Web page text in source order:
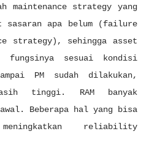
maintenance strategy yang
sasaran apa belum (failure
strategy), sehingga asset
fungsinya sesuai kondisi
PM sudah dilakukan,
tinggi. RAM banyak
Beberapa hal yang bisa
reliability